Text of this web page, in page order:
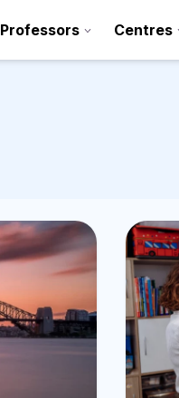
Professors Centres